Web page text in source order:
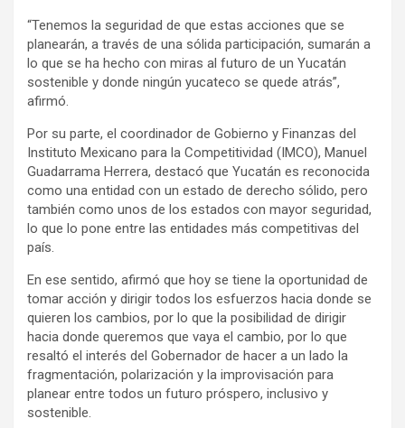
“Tenemos la seguridad de que estas acciones que se
planearán, a través de una sólida participación, sumarán a
lo que se ha hecho con miras al futuro de un Yucatán
sostenible y donde ningún yucateco se quede atrás”,
afirmó.
Por su parte, el coordinador de Gobierno y Finanzas del
Instituto Mexicano para la Competitividad (IMCO), Manuel
Guadarrama Herrera, destacó que Yucatán es reconocida
como una entidad con un estado de derecho sólido, pero
también como unos de los estados con mayor seguridad,
lo que lo pone entre las entidades más competitivas del
país.
En ese sentido, afirmó que hoy se tiene la oportunidad de
tomar acción y dirigir todos los esfuerzos hacia donde se
quieren los cambios, por lo que la posibilidad de dirigir
hacia donde queremos que vaya el cambio, por lo que
resaltó el interés del Gobernador de hacer a un lado la
fragmentación, polarización y la improvisación para
planear entre todos un futuro próspero, inclusivo y
sostenible.